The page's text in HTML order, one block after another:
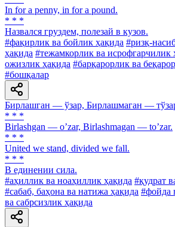
In for a penny, in for a pound.
* * *
Назвался груздем, полезай в кузов.
#фақирлик ва бойлик ҳақида #ризқ-
ҳақида #тежамкорлик ва исрофгарчилик
ожизлик ҳақида #барқарорлик ва
#бошқалар
Бирлашган — ўзар, Бирлашмаган —
* * *
Birlashgan — oʼzar, Birlashmagan — toʼzar.
* * *
United we stand, divided we fall.
* * *
В единении сила.
#аҳиллик ва ноаҳиллик ҳақида #қудрат
#сабаб, баҳона ва натижа ҳақида #фойда
ва сабрсизлик ҳақида